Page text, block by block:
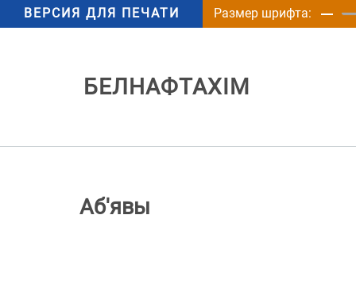
ВЕРСИЯ ДЛЯ ПЕЧАТИ Размер шрифта:
БЕЛНАФТАХІМ
Аб'явы